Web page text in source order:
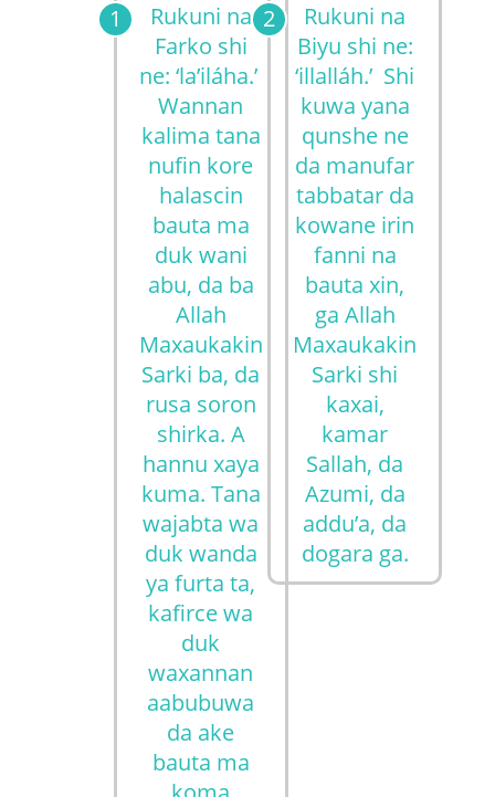
Rukuni na
Farko shi
ne: ‘la’iláha.’
Wannan
kalima tana
nufin kore
halascin
bauta ma
duk wani
abu, da ba
Allah
Maxaukakin
Sarki ba, da
rusa soron
shirka. A
hannu xaya
kuma. Tana
wajabta wa
duk wanda
ya furta ta,
kafirce wa
duk
waxannan
aabubuwa
da ake
bauta ma
Rukuni na
Biyu shi ne:
‘illalláh.’ Shi
kuwa yana
qunshe ne
da manufar
tabbatar da
kowane irin
fanni na
bauta xin,
ga Allah
Maxaukakin
Sarki shi
kaxai,
kamar
Sallah, da
Azumi, da
addu’a, da
dogara ga.